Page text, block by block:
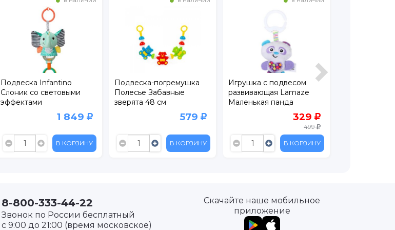
Подвеска Infantino
Слоник со световыми
эффектами
1 849
В КОРЗИНУ
Подвеска-погремушка
Полесье Забавные
зверята 48 см
579
В КОРЗИНУ
Игрушка с подвесом
развивающая Lamaze
Маленькая панда
329
499
В КОРЗИНУ
8-800-333-44-22
Звонок по России бесплатный
с 9:00 до 21:00 (время московское)
Скачайте наше мобильное
приложение